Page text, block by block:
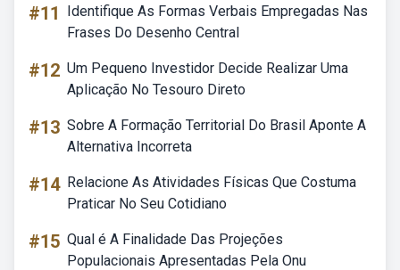
#11
Identifique As Formas Verbais Empregadas Nas
Frases Do Desenho Central
#12 Um Pequeno Investidor Decide Realizar Uma
Aplicação No Tesouro Direto
#13 Sobre A Formação Territorial Do Brasil Aponte A
Alternativa Incorreta
#14 Relacione As Atividades Físicas Que Costuma
Praticar No Seu Cotidiano
#15 Qual é A Finalidade Das Projeções
Populacionais Apresentadas Pela Onu